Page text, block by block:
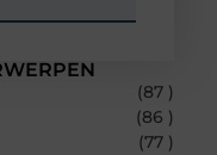
(87 )
(86 )
(77 )